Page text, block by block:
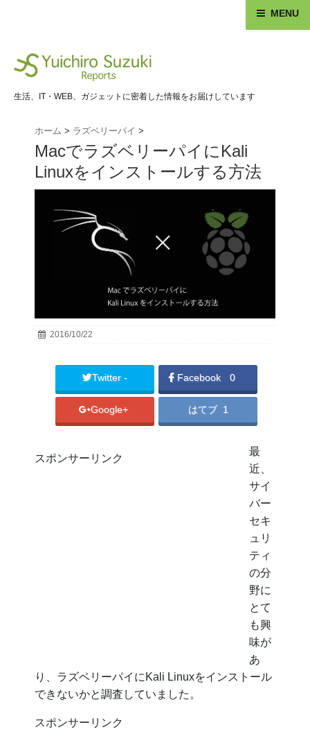
MENU
生活、IT・WEB、ガジェットに密着した情報をお届けしています
ホーム > ラズベリーパイ >
MacでラズベリーパイにKali
Linuxをインストールする方法
2016/10/22
Twitter - Facebook 0
Google+ はてブ 1
スポンサーリンク
最
近、
サイ
バー
セキ
ュリ
ティ
の分
野に
とて
も興
味が
あ
り、ラズベリーパイにKali Linuxをインストール
できないかと調査していました。
スポンサーリンク